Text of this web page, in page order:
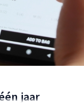
jaar